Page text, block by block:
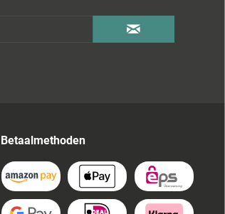
Betaalmethoden